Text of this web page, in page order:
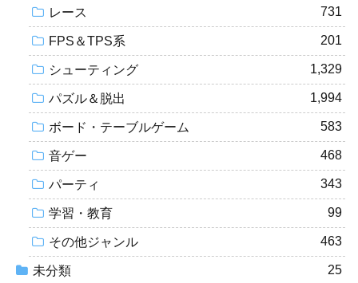
レース 731
FPS＆TPS系 201
シューティング 1,329
パズル＆脱出 1,994
ボード・テーブルゲーム 583
音ゲー 468
パーティ 343
学習・教育 99
その他ジャンル 463
未分類 25